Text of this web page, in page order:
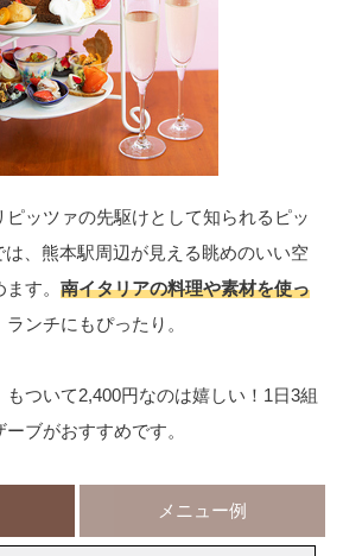
ッツァの先駆けとして知られるピッ
、熊本駅周辺が見える眺めのいい空
す。 南イタリアの料理や素材を使っ
ランチにもぴったり。
ついて2,400円なのは嬉しい！1日3組
ブがおすすめです。
メニュー例